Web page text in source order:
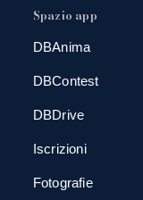
Spazio app
DBAnima
DBContest
DBDrive
Iscrizioni
Fotografie